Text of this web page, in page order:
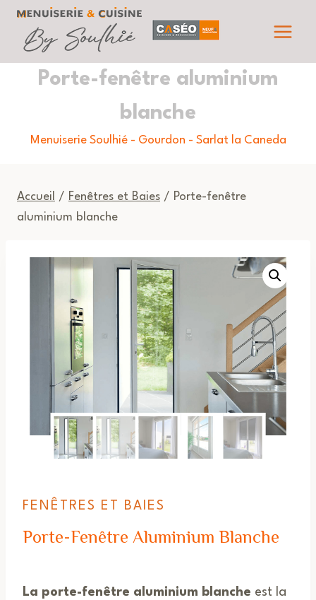
Aller
contenu
Porte-fenêtre aluminium
blanche
Menuiserie Soulhié - Gourdon - Sarlat la Caneda
Accueil / Fenêtres et Baies / Porte-fenêtre
aluminium blanche
FENÊTRES ET BAIES
Porte-Fenêtre Aluminium Blanche
La porte-fenêtre aluminium blanche est la